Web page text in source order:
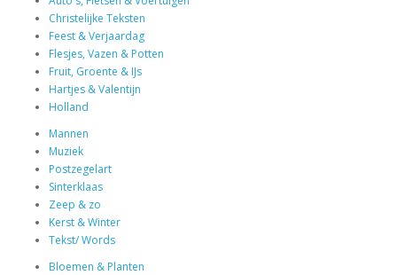
Christelijke Teksten
Feest & Verjaardag
Flesjes, Vazen & Potten
Fruit, Groente & IJs
Hartjes & Valentijn
Holland
Mannen
Muziek
Postzegelart
Sinterklaas
Zeep & zo
Kerst & Winter
Tekst/ Words
Bloemen & Planten